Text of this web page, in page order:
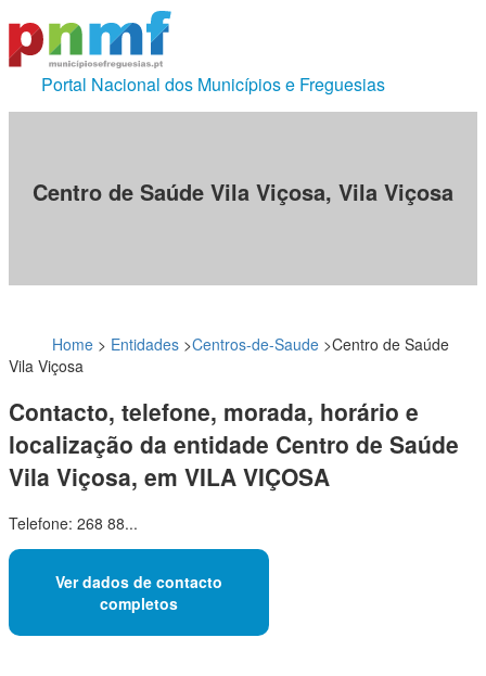
Portal Nacional dos Municípios e Freguesias
Centro de Saúde Vila Viçosa, Vila Viçosa
Home > Entidades >Centros-de-Saude >Centro de Saúde
Vila Viçosa
Contacto, telefone, morada, horário e
localização da entidade Centro de Saúde
Vila Viçosa, em VILA VIÇOSA
Telefone: 268 88...
Ver dados de contacto
completos